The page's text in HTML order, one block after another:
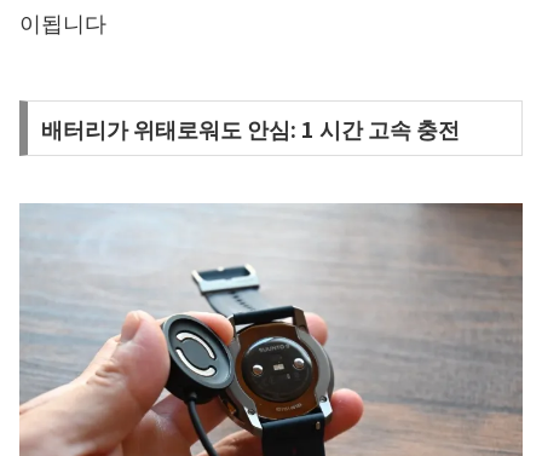
이됩니다
배터리가 위태로워도 안심: 1 시간 고속 충전